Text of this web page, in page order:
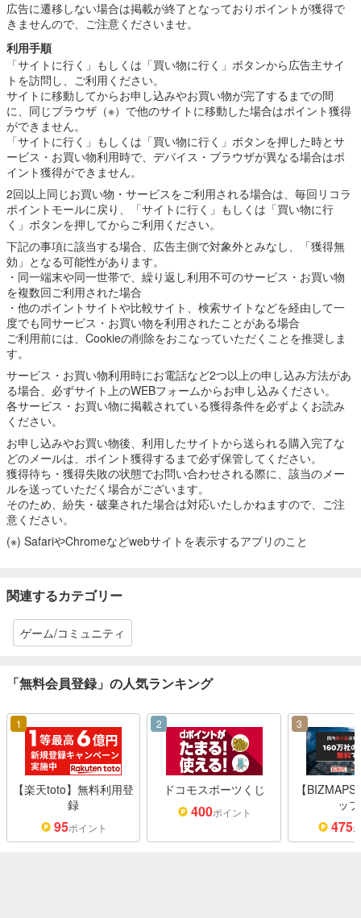
広告に遷移しない場合は掲載が終了となっておりポイントが獲得で
きませんので、ご注意くださいませ。
利用手順
「サイトに行く」もしくは「買い物に行く」ボタンから広告主サイ
トを訪問し、ご利用ください。
サイトに移動してからお申し込みやお買い物が完了するまでの間
に、同じブラウザ（※）で他のサイトに移動した場合はポイント獲得
ができません。
「サイトに行く」もしくは「買い物に行く」ボタンを押した時とサ
ービス・お買い物利用時で、デバイス・ブラウザが異なる場合はポ
イント獲得ができません。
2回以上同じお買い物・サービスをご利用される場合は、毎回リコラ
ポイントモールに戻り、「サイトに行く」もしくは「買い物に行
く」ボタンを押してからご利用ください。
下記の事項に該当する場合、広告主側で対象外とみなし、「獲得無
効」となる可能性があります。
・同一端末や同一世帯で、繰り返し利用不可のサービス・お買い物
を複数回ご利用された場合
・他のポイントサイトや比較サイト、検索サイトなどを経由して一
度でも同サービス・お買い物を利用されたことがある場合
ご利用前には、Cookieの削除をおこなっていただくことを推奨しま
す。
サービス・お買い物利用時にお電話など2つ以上の申し込み方法があ
る場合、必ずサイト上のWEBフォームからお申し込みください。
各サービス・お買い物に掲載されている獲得条件を必ずよくお読み
ください。
お申し込みやお買い物後、利用したサイトから送られる購入完了な
どのメールは、ポイント獲得するまで必ず保管してください。
獲得待ち・獲得失敗の状態でお問い合わせされる際に、該当のメー
ルを送っていただく場合がございます。
そのため、紛失・破棄された場合は対応いたしかねますので、ご注
意ください。
(※) SafariやChromeなどwebサイトを表示するアプリのこと
関連するカテゴリー
ゲーム/コミュニティ
「無料会員登録」の人気ランキング
1
【楽天toto】無料利用登
録
95ポイント
2
ドコモスポーツくじ
400ポイント
3
【
ッ
475